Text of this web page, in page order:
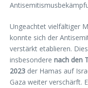
Ungeachtet vielfältiger
konnte sich der
verstärkt etablieren.
insbesondere nach den
2023 der Hamas auf
Gaza weiter verschärft.